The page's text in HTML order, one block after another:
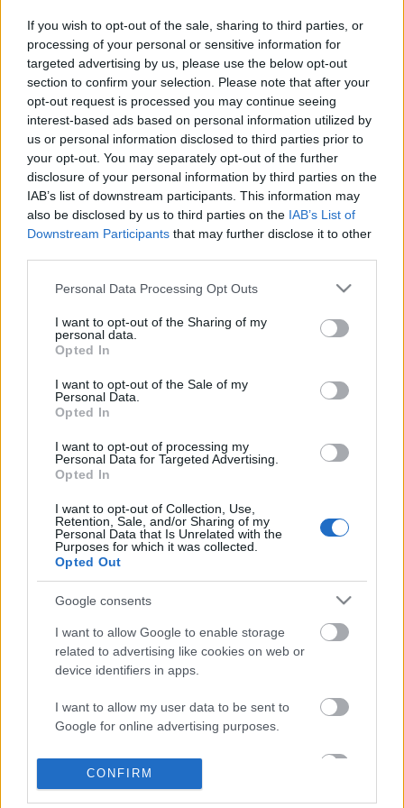
If you wish to opt-out of the sale, sharing to third parties, or
processing of your personal or sensitive information for
targeted advertising by us, please use the below opt-out
section to confirm your selection. Please note that after your
opt-out request is processed you may continue seeing
interest-based ads based on personal information utilized by
us or personal information disclosed to third parties prior to
your opt-out. You may separately opt-out of the further
disclosure of your personal information by third parties on the
IAB’s list of downstream participants. This information may
also be disclosed by us to third parties on the IAB’s List of
Downstream Participants that may further disclose it to other
Please note that this website/app uses one or more Google
not limited to your visit or usage behaviour. You may click to
grant or deny consent to Google and its third-party tags to
use your data for below specified purposes in below Google
consent section.
Personal Data Processing Opt Outs
I want to opt-out of the Sharing of my
personal data.
Opted In
I want to opt-out of the Sale of my
Personal Data.
Opted In
I want to opt-out of processing my
Personal Data for Targeted Advertising.
Opted In
I want to opt-out of Collection, Use,
Retention, Sale, and/or Sharing of my
Personal Data that Is Unrelated with the
Purposes for which it was collected.
Opted Out
Google consents
I want to allow Google to enable storage
related to advertising like cookies on web or
device identifiers in apps.
I want to allow my user data to be sent to
Google for online advertising purposes.
I want to allow Google to send me
personalized advertising.
CONFIRM
kerékpár) vagy csak egyszerűen a…
Kreatív kaspók - 2. rész
Megyeri Szabolcs•2012. január 12.
Tavaly a gazdival kommunikáló kaspók
bemutatásával elkezdtem egy sorozatot, melynek
íme itt a 2. része. Ezennel a multifunkciós kaspók
közül szemezgetek, mert szerencsére bőven vannak a
piacon. Amennyiben megtetszik valamelyik,
érdemes a netről rendelni, mert ezek sajnos a…
Kreatív kaspók - 1. rész
Megyeri Szabolcs •2011. december 12.
vásárlás hevében, szinte nem is jut időnk a
virágainkkal foglalkozni. Milyen jó is lenne, ha – mint
figyelmeztetnének bennünket, hogy szükségük van
vízre, fényre, vagy…
Fürdőzés a dzsungelben